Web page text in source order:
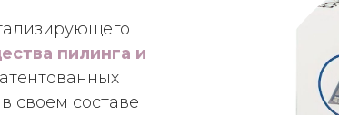
ПРОФЕССИОНАЛИЗМ
пилинга и
своем составе